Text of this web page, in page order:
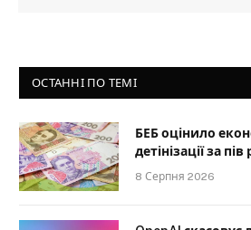
ОСТАННІ ПО ТЕМІ
БЕБ оцінило
детінізації за
8 Серпня 2026